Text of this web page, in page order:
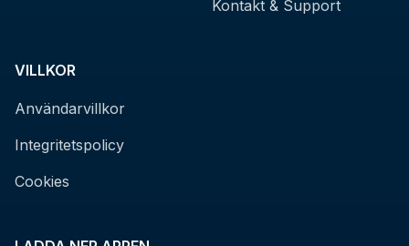
Kontakt & Support
VILLKOR
Användarvillkor
Integritetspolicy
Cookies